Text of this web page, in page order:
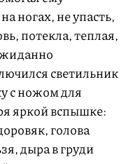
ногах, не упасть,
потекла, теплая,
светильник
с ножом для
яркой вспышке:
голова
дыра в груди